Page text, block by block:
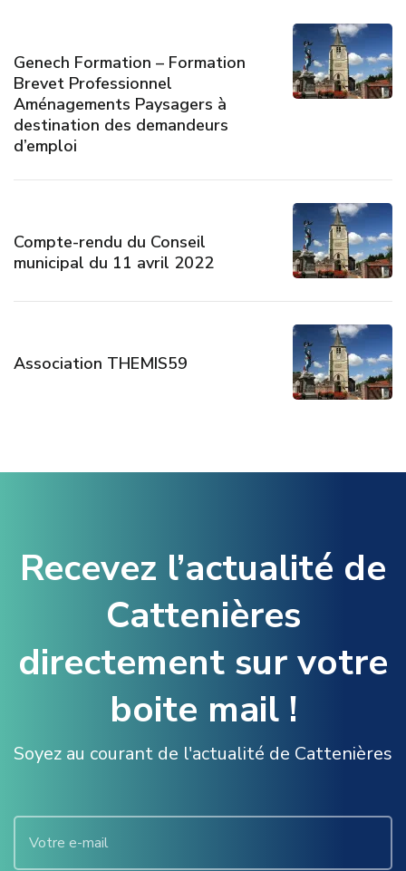
Genech Formation – Formation
Brevet Professionnel
Aménagements Paysagers à
destination des demandeurs
d’emploi
Compte-rendu du Conseil
municipal du 11 avril 2022
Association THEMIS59
Recevez l’actualité de
Cattenières
directement sur votre
boite mail !
Soyez au courant de l'actualité de Cattenières